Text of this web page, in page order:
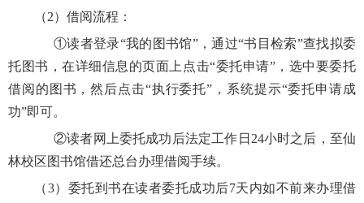
（2）借阅流程：
①读者登录“我的图书馆”，通过“书目检索”查找拟委
托图书，在详细信息的页面上点击“委托申请”，选中要委托
借阅的图书，然后点击“执行委托”，系统提示“委托申请成
功”即可。
②读者网上委托成功后法定工作日24小时之后，至仙
林校区图书馆借还总台办理借阅手续。
（3）委托到书在读者委托成功后7天内如不前来办理借